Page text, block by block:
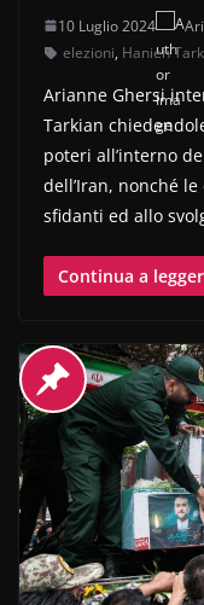
10 Luglio 2024
elezioni, Hanieh
Arianne Ghersi
Tarkian
poteri all’interno
dell’Iran, nonché
sfidanti ed allo
Continua a